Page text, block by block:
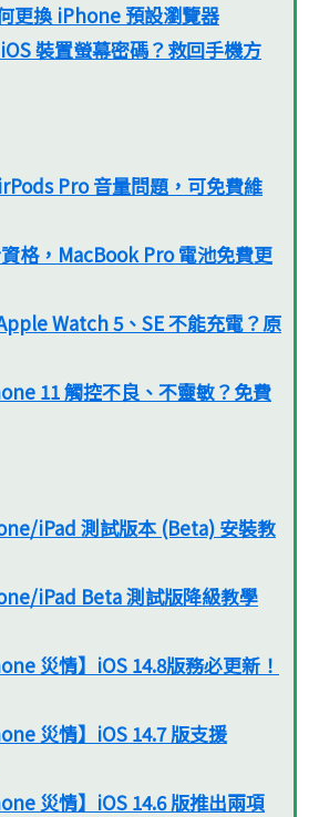
更換 iPhone 預設瀏覽器
裝置螢幕密碼？救回手機方
Pro 音量問題，可免費維
格，MacBook Pro 電池免費更
Watch 5、SE 不能充電？原
11 觸控不良、不靈敏？免費
iPad 測試版本 (Beta) 安裝教
iPad Beta 測試版降級教學
災情】iOS 14.8版務必更新！
災情】iOS 14.7 版支援
災情】iOS 14.6 版推出兩項